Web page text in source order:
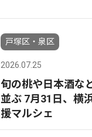
戸塚区・泉区
2026.07.25
旬の桃や日本酒な
並ぶ 7月31日、横
援マルシェ